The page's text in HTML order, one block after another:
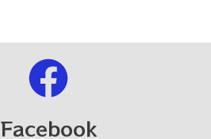
Facebook